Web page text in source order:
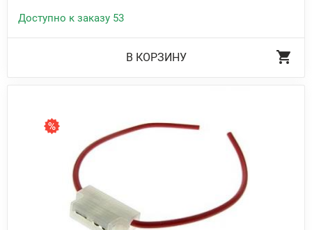
Доступно к заказу 53
В КОРЗИНУ